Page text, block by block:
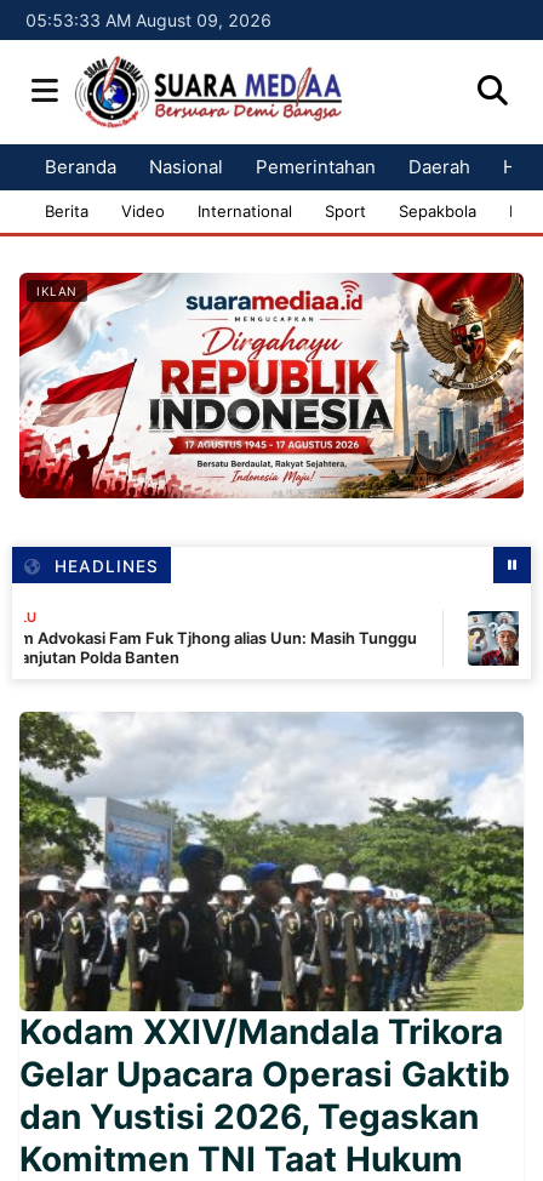
05:53:34 AM August 09, 2026
Beranda Nasional Pemerintahan Daerah
Berita Video International Sport Sepakbola
IKLAN
HEADLINES
Fam Fuk Tjhong alias Uun: Masih Tunggu
Banten
5 JAM LALU
Uun
Polda
Kodam XXIV/Mandala Trikora
Gelar Upacara Operasi Gaktib
dan Yustisi 2026, Tegaskan
Komitmen TNI Taat Hukum